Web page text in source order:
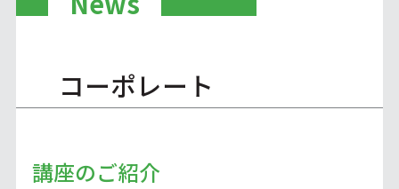
コーポレート
講座のご紹介